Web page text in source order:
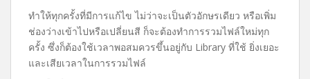
ทำให้ทุกครั้งที่มีการแก้ไข ไม่ว่าจะเป็นตัวอักษรเดียว หรือเพิ่ม
ช่องว่างเข้าไปหรือเปลี่ยนสี ก็จะต้องทำการรวมไฟล์ใหม่ทุก
ครั้ง ซึ่งก็ต้องใช้เวลาพอสมควรขึ้นอยู่กับ Library ที่ใช้ ยิ่งเยอะ
และเสียเวลาในการรวมไฟล์